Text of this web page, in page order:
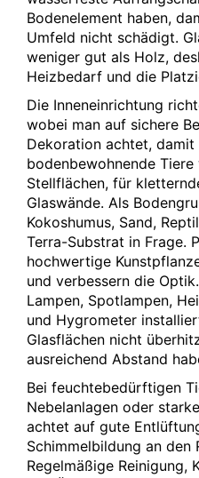
Bodenelement haben,
Umfeld nicht schädigt.
weniger gut als Holz,
Heizbedarf und die
Die Inneneinrichtung
wobei man auf sichere
Dekoration achtet,
bodenbewohnende
Stellflächen, für
Glaswände. Als
Kokoshumus, Sand,
Terra-Substrat in Frage.
hochwertige
und verbessern die
Lampen, Spotlampen,
und Hygrometer
Glasflächen nicht
ausreichend Abstand
Bei feuchtebedürftigen
Nebelanlagen oder
achtet auf gute
Schimmelbildung an den
Regelmäßige Reinigung,